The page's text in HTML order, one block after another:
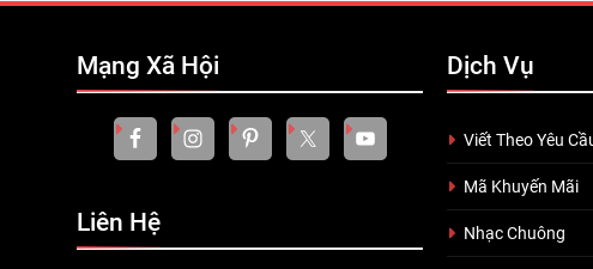
Mạng Xã Hội
Liên Hệ
Dịch Vụ
Viết Theo Yêu
Mã Khuyến Mãi
Nhạc Chuông